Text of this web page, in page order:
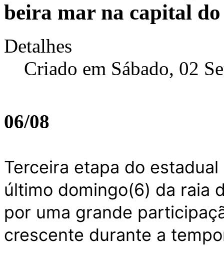
beira mar na capital
Detalhes
Criado em Sábado, 02
06/08
Terceira etapa do
último domingo(6) da raia
por uma grande
crescente durante a